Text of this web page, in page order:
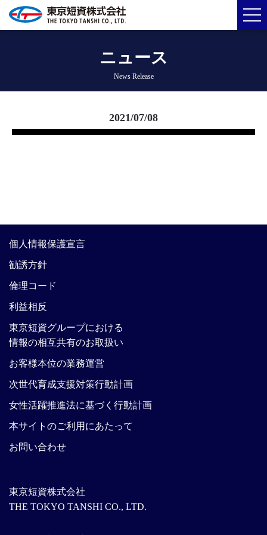
ニュース
News Release
2021/07/08
東京短資株式会社
THE TOKYO TANSHI CO., LTD.
個人情報保護宣言
勧誘方針
倫理コード
利益相反
東京短資グループにおける
情報の相互共有のお取扱い
お客様本位の業務運営
次世代育成支援対策行動計画
女性活躍推進法に基づく行動計画
本サイトのご利用にあたって
お問い合わせ